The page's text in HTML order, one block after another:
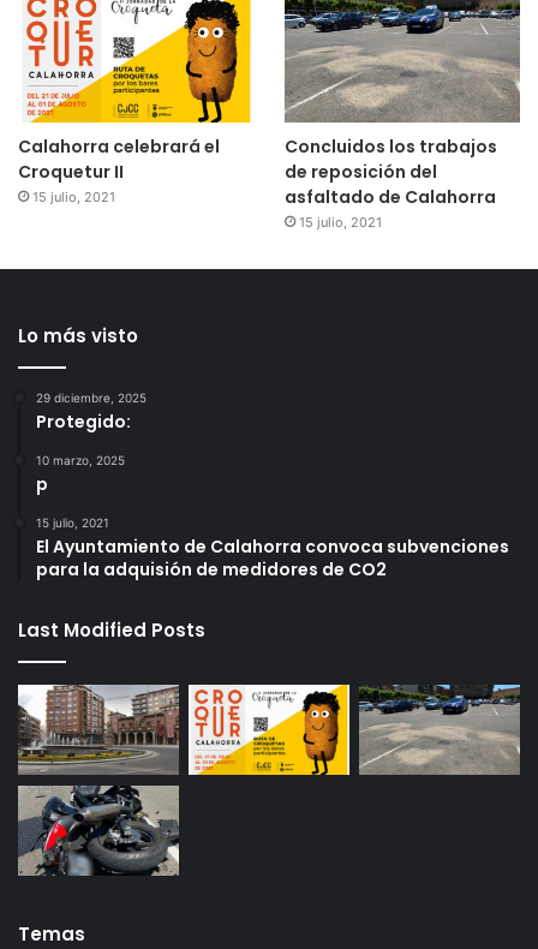
Calahorra celebrará el
Croquetur II
15 julio, 2021
Concluidos los trabajos
de reposición del
asfaltado de Calahorra
15 julio, 2021
Lo más visto
29 diciembre, 2025
Protegido:
10 marzo, 2025
p
15 julio, 2021
El Ayuntamiento de Calahorra convoca subvenciones
para la adquisión de medidores de CO2
Last Modified Posts
Temas